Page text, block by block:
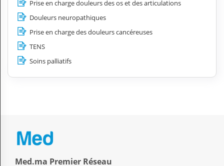
Prise en charge douleurs des os et des articulations
Douleurs neuropathiques
Prise en charge des douleurs cancéreuses
TENS
Soins palliatifs
Med.ma Premier Réseau